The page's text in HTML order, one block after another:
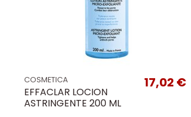
COSMETICA
EFFACLAR LOCION
ASTRINGENTE 200 ML
17,02 €